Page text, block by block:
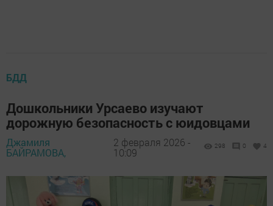
БДД
Дошкольники Урсаево изучают
дорожную безопасность с юидовцами
Джамиля
БАЙРАМОВА,
2 февраля 2026 -
10:09
298 0 4